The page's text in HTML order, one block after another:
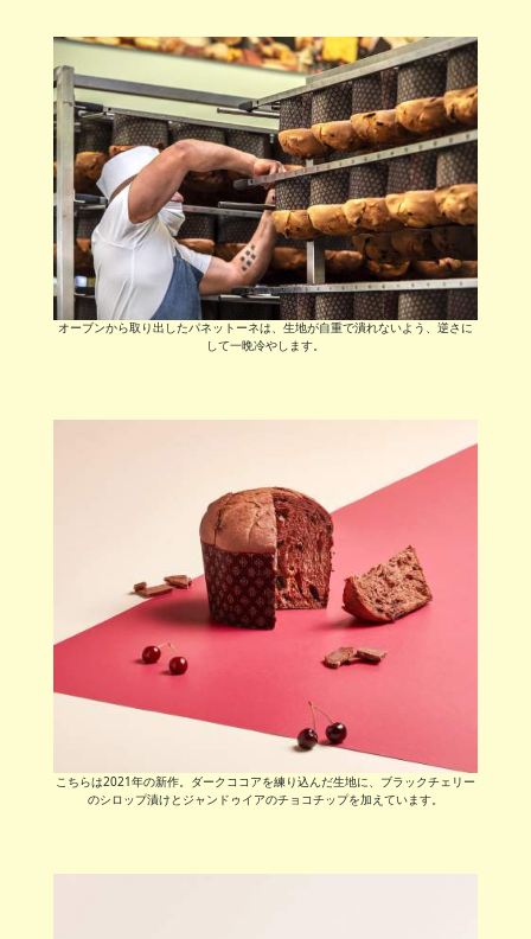
オーブンから取り出したパネットーネは、生地が自重で潰れないよう、逆さに
して一晩冷やします。
こちらは2021年の新作。ダークココアを練り込んだ生地に、ブラックチェリー
のシロップ漬けとジャンドゥイアのチョコチップを加えています。